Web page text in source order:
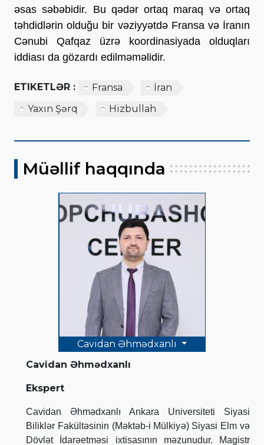
əsas səbəbidir. Bu qədər ortaq maraq və ortaq
təhdidlərin olduğu bir vəziyyətdə Fransa və İranın
Cənubi Qafqaz üzrə koordinasiyada olduqları
iddiası da gözardı edilməməlidir.
ETIKETLƏR : Fransa
İran
Yaxın Şərq
Hizbullah
Müəllif haqqında
Cavidan Əhmədxanlı
Cavidan Əhmədxanlı
Ekspert
Cavidan Əhmədxanlı Ankara Universiteti Siyasi
Biliklər Fakültəsinin (Məktəb-i Mülkiyə) Siyasi Elm və
Dövlət İdarəetməsi ixtisasının məzunudur. Magistr